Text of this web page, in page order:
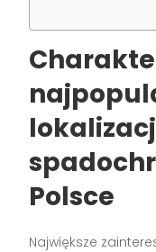
Polsce
Największe